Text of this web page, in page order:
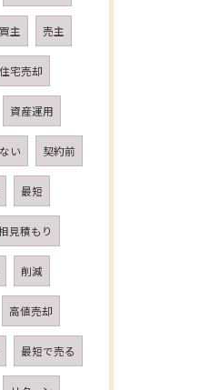
買主 売主
住宅売却
資産運用
い 契約前
最短
見積もり
削減
高値売却
最短で売る